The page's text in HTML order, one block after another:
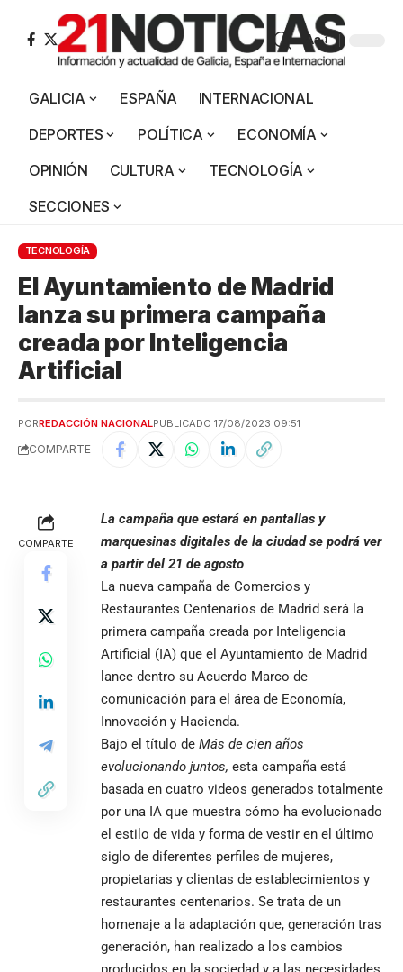
Aa
GALICIA ESPAÑA
INTERNACIONAL
DEPORTES
POLÍTICA
ECONOMÍA
OPINIÓN
CULTURA
TECNOLOGÍA
SECCIONES
TECNOLOGÍA
El Ayuntamiento de Madrid
lanza su primera campaña
creada por Inteligencia
Artificial
PORREDACCIÓN NACIONALPUBLICADO 17/08/2023 09:51
COMPARTE
COMPARTE
La campaña que estará en pantallas y
marquesinas digitales de la ciudad se podrá ver
a partir del 21 de agosto
La nueva campaña de Comercios y
Restaurantes Centenarios de Madrid será la
primera campaña creada por Inteligencia
Artificial (IA) que el Ayuntamiento de Madrid
lance dentro su Acuerdo Marco de
comunicación para el área de Economía,
Innovación y Hacienda.
Bajo el título de Más de cien años
evolucionando juntos, esta campaña está
basada en cuatro videos generados totalmente
por una IA que muestra cómo ha evolucionado
el estilo de vida y forma de vestir en el último
siglo de diferentes perfiles de mujeres,
propietarias y clientas de establecimientos y
restaurantes centenarios. Se trata de un
homenaje a la adaptación que, generación tras
generación, han realizado a los cambios